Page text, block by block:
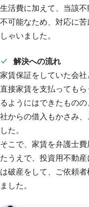
生活費に加えて、当該
不可能なため、対応に
しゃいました。
解決への流れ
家賃保証をしていた会
直接家賃を支払っても
るようにはできたもの
社からの借入もかさみ
した。
そこで、家賃を弁護士
たうえで、投資用不動
は破産をして、ご依頼
ました。